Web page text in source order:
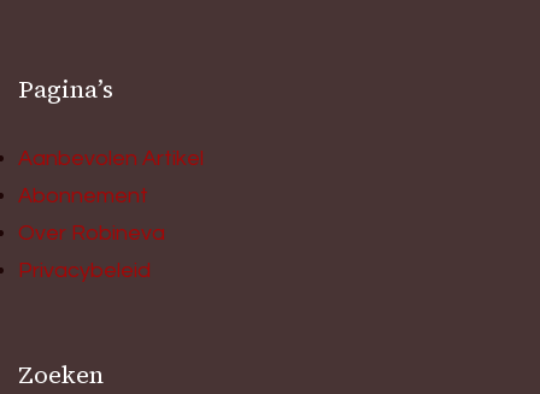
Pagina’s
Aanbevolen Artikel
Abonnement
Over Robineva
Privacybeleid
Zoeken